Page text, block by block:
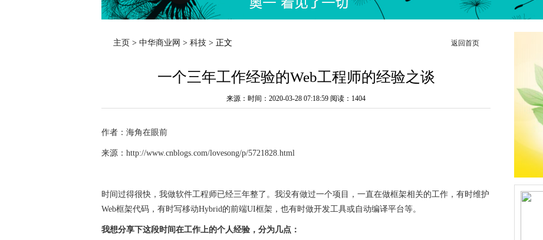
主页 > 中华商业网 > 科技 > 正文 返回首页
一个三年工作经验的Web工程师的经验之谈
来源：时间：2020-03-28 07:18:59 阅读：1404
作者：海角在眼前
来源：http://www.cnblogs.com/lovesong/p/5721828.html
时间过得很快，我做软件工程师已经三年整了。我没有做过一个项目，一直在做框架相关的工作，有时维护
Web框架代码，有时写移动Hybrid的前端UI框架，也有时做开发工具或自动编译平台等。
我想分享下这段时间在工作上的个人经验，分为几点：